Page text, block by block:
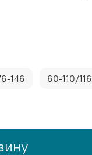
146 60-110/116